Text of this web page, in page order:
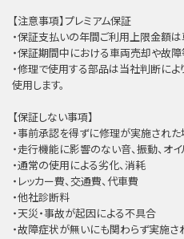
【注意事項】プレミアム保証
・保証支払いの年間ご利用上限金額は
・保証期間中における車両売却や故障
・修理で使用する部品は当社判断によ
使用します。
【保証しない事項】
・事前承認を得ずに修理が実施された
・走行機能に影響のない音、振動、オ
・通常の使用による劣化、消耗
・レッカー費、交通費、代車費
・他社診断料
・天災・事故が起因による不具合
・故障症状が無いにも関わらず実施